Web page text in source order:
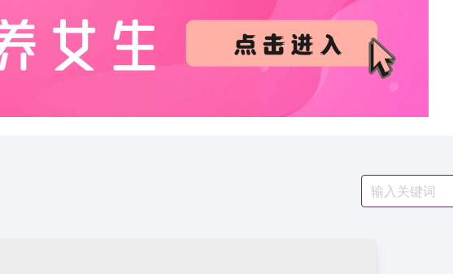
Search
for: